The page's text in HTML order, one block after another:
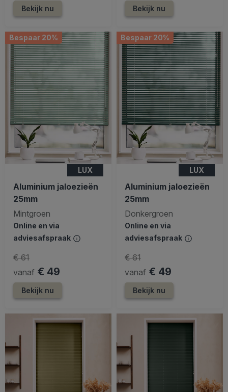
Bekijk nu Bekijk nu
Bespaar 20%
LUX
Aluminium jaloezieën
25mm
Mintgroen
Online en via
adviesafspraak
vanaf € 49
€ 61
Bekijk nu
Bespaar 20%
LUX
Aluminium jaloezieën
25mm
Donkergroen
Online en via
adviesafspraak
vanaf € 49
€ 61
Bekijk nu